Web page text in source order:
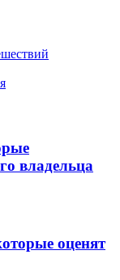
владельца
оценят